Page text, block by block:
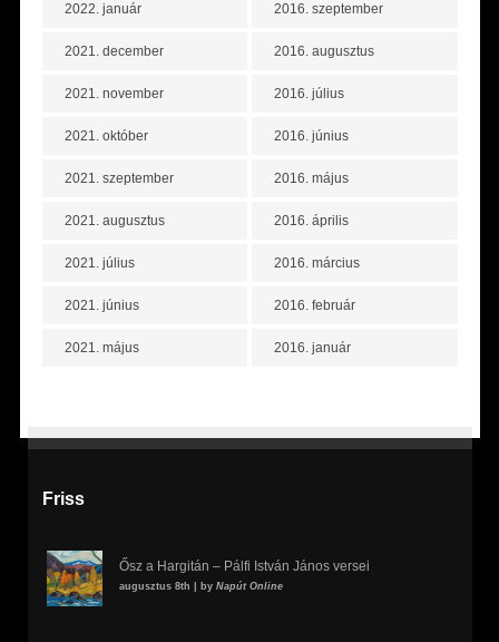
2022. január
2021. december
2021. november
2021. október
2021. szeptember
2021. augusztus
2021. július
2021. június
2021. május
2016. szeptember
2016. augusztus
2016. július
2016. június
2016. május
2016. április
2016. március
2016. február
2016. január
Friss
Ősz a Hargitán – Pálfi István János versei
augusztus 8th | by Napút Online